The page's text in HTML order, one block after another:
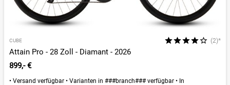
CUBE (2)*
Attain Pro - 28 Zoll - Diamant - 2026
899,- €
• Versand verfügbar • Varianten in ###branch### verfügbar • In